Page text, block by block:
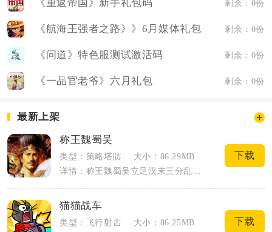
《重返帝国》新手礼包码 剩余：0份
《航海王强者之路》》6月媒体礼包 剩余：0份
《问道》特色服测试激活码 剩余：0份
《一品官老爷》六月礼包 剩余：0份
最新上架
称王魏蜀吴
类型：策略塔防
大小：86.29MB
详情：称王魏蜀吴立足汉末三分乱世打造竖屏放置卡牌手游，玩家自选魏蜀吴阵营成为一方主...
下载
猫猫战车
类型：飞行射击
大小：86.25MB
下载